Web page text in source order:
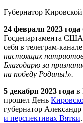
Губернатор
24 февраля 2023 года
Госдепартамента
себя в телеграм-
настоящих
Благодарю за
на победу Родины!».
5 декабря 2023 года в
прошел День
губернатор
и перспективах Вятки.